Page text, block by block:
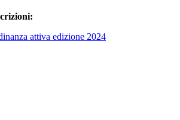
attiva edizione 2024